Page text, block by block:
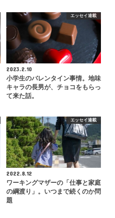
エッセイ連載
2023.2.10
小学生のバレンタイン事情。地味
キャラの長男が、チョコをもらっ
て来た話。
エッセイ連載
2022.8.12
ワーキングマザーの「仕事と家庭
の綱渡り」。いつまで続くのか問
題